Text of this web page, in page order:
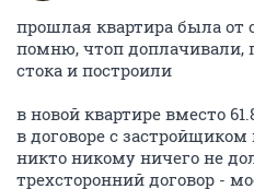
прошлая квартира была от
помню, чтоп доплачивали,
стока и построили
в новой квартире вместо
в договоре с застройщиком
никто никому ничего не
трехсторонний договор -